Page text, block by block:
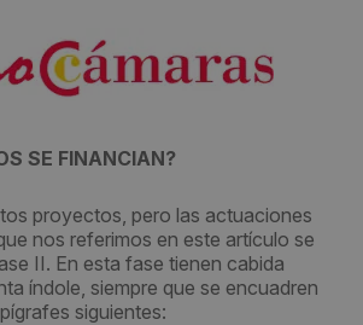
SE FINANCIAN?
proyectos, pero las actuaciones
nos referimos en este artículo se
II. En esta fase tienen cabida
índole, siempre que se encuadren
siguientes: